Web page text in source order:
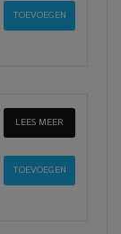
LEES MEER